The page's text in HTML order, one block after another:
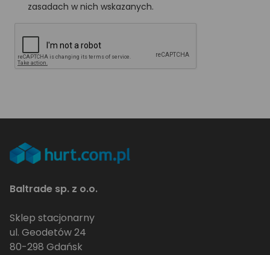
zasadach w nich wskazanych.
Baltrade sp. z o.o.
Sklep stacjonarny
ul. Geodetów 24
80-298 Gdańsk